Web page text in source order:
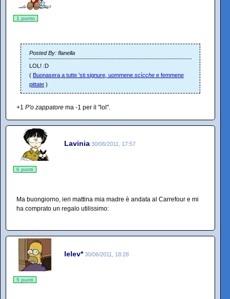
1 punto
Posted By: flanella
LOL! :D
( Buonasera a tutte 'sti signure, uommene scìcche e femmene
pittate )
+1 P'o zappatore ma -1 per il "lol".
Lavinia 30/06/2011, 17:57
6 punti
Ma buongiorno, ieri mattina mia madre è andata al Carrefour e mi
ha comprato un regalo utilissimo:
lelev* 30/06/2011, 18:28
5 punti